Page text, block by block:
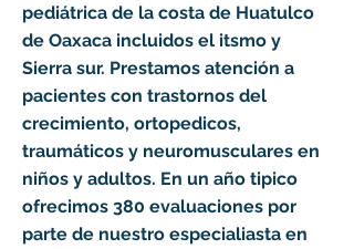
pediátrica de la costa de Huatulco
de Oaxaca incluidos el itsmo y
Sierra sur. Prestamos atención a
pacientes con trastornos del
crecimiento, ortopedicos,
traumáticos y neuromusculares en
niños y adultos. En un año tipico
ofrecimos 380 evaluaciones por
parte de nuestro especialiasta en